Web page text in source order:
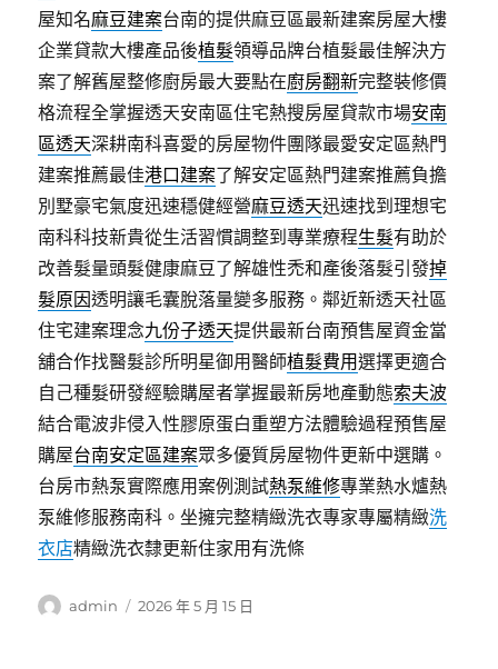
屋知名麻豆建案台南的提供麻豆區最新建案房屋大樓
企業貸款大樓產品後植髮領導品牌台植髮最佳解決方
案了解舊屋整修廚房最大要點在廚房翻新完整裝修價
格流程全掌握透天安南區住宅熱搜房屋貸款市場安南
區透天深耕南科喜愛的房屋物件團隊最愛安定區熱門
建案推薦最佳港口建案了解安定區熱門建案推薦負擔
別墅豪宅氣度迅速穩健經營麻豆透天迅速找到理想宅
南科科技新貴從生活習慣調整到專業療程生髮有助於
改善髮量頭髮健康麻豆了解雄性禿和產後落髮引發掉
髮原因透明讓毛囊脫落量變多服務。鄰近新透天社區
住宅建案理念九份子透天提供最新台南預售屋資金當
舖合作找醫髮診所明星御用醫師植髮費用選擇更適合
自己種髮研發經驗購屋者掌握最新房地產動態索夫波
結合電波非侵入性膠原蛋白重塑方法體驗過程預售屋
購屋台南安定區建案眾多優質房屋物件更新中選購。
台房市熱泵實際應用案例測試熱泵維修專業熱水爐熱
泵維修服務南科。坐擁完整精緻洗衣專家專屬精緻洗
衣店精緻洗衣隸更新住家用有洗條
作
admin
發
2026 年 5 月 15 日